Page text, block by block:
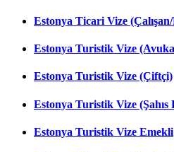
Estonya Ticari Vize
Estonya Turistik Vize
Estonya Turistik Vize (Çiftçi)
Estonya Turistik Vize (Şahıs
Estonya Turistik Vize Emekli